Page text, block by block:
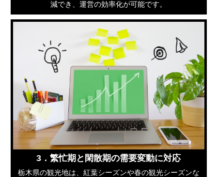
減でき、運営の効率化が可能です。
3．繁忙期と閑散期の需要変動に対応
栃木県の観光地は、紅葉シーズンや春の観光シーズンな